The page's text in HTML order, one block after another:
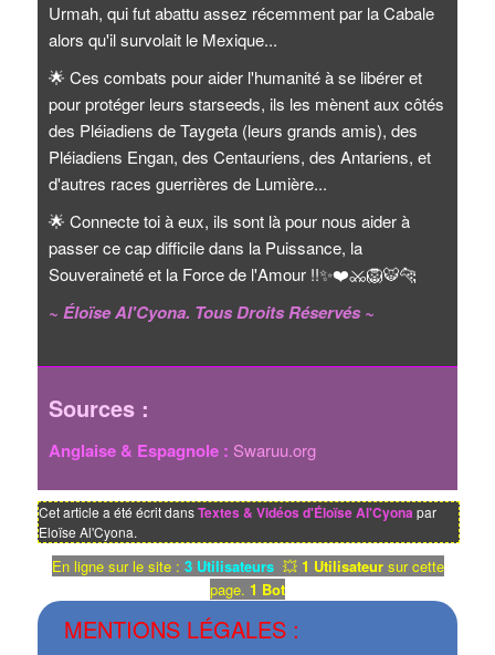
Urmah, qui fut abattu assez récemment par la Cabale
alors qu'il survolait le Mexique...
🌟 Ces combats pour aider l'humanité à se libérer et
pour protéger leurs starseeds, ils les mènent aux côtés
des Pléiadiens de Taygeta (leurs grands amis), des
Pléiadiens Engan, des Centauriens, des Antariens, et
d'autres races guerrières de Lumière...
🌟 Connecte toi à eux, ils sont là pour nous aider à
passer ce cap difficile dans la Puissance, la
Souveraineté et la Force de l'Amour !!✨❤️⚔️🦁🐯🐆
~ Éloïse Al'Cyona. Tous Droits Réservés ~
Sources :
Anglaise & Espagnole : Swaruu.org
Cet article a été écrit dansTextes & Vidéos d'Éloïse Al'Cyona par
Eloïse Al'Cyona.
En ligne sur le site : 3 Utilisateurs 💥 1 Utilisateursur cette
page. 1 Bot
MENTIONS LÉGALES :